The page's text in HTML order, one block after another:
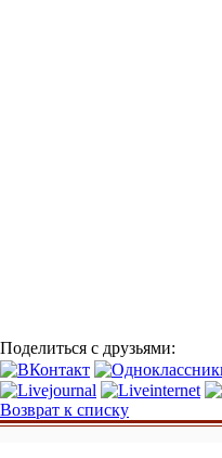
Поделиться с друзьями:
Возврат к списку